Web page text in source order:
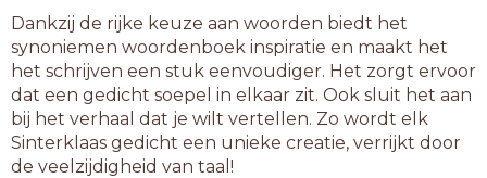
Dankzij de rijke keuze aan woorden biedt het
synoniemen woordenboek inspiratie en maakt het
het schrijven een stuk eenvoudiger. Het zorgt ervoor
dat een gedicht soepel in elkaar zit. Ook sluit het aan
bij het verhaal dat je wilt vertellen. Zo wordt elk
Sinterklaas gedicht een unieke creatie, verrijkt door
de veelzijdigheid van taal!